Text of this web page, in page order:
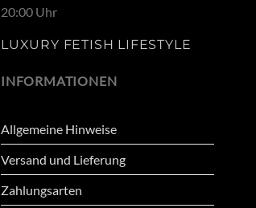
20:00 Uhr
LUXURY FETISH LIFESTYLE
INFORMATIONEN
Allgemeine Hinweise
Versand und Lieferung
Zahlungsarten